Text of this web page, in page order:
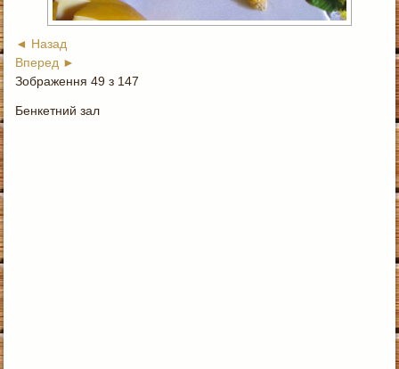
◄ Назад
Вперед ►
Зображення 49 з 147
Бенкетний зал